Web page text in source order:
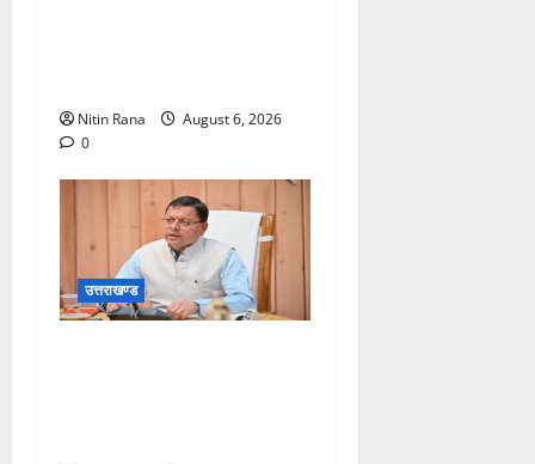
Nitin Rana
August 6, 2026
0
उत्तराखण्ड